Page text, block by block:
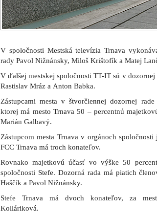
V spoločnosti Mestská televízia Trnava
rady Pavol Nižnánsky, Miloš Krištofík a Matej
V ďalšej mestskej spoločnosti TT-IT sú v
Rastislav Mráz a Anton Babka.
Zástupcami mesta v štvorčlennej dozornej
ktorej má mesto Trnava 50 – percentnú
Marián Galbavý.
Zástupcom mesta Trnava v orgánoch
FCC Trnava má troch konateľov.
Rovnako majetkovú účasť vo výške 50
spoločnosti Stefe. Dozorná rada má piatich
Haščík a Pavol Nižnánsky.
Stefe Trnava má dvoch konateľov, za
Kolláriková.